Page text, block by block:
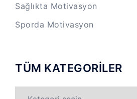
Sağlıkta Motivasyon
Sporda Motivasyon
TÜM KATEGORİLER